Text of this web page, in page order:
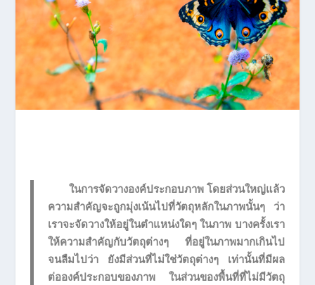
ในการจัดวางองค์ประกอบภาพ โดยส่วนใหญ่แล้ว
ความสำคัญจะถูกมุ่งเน้นไปที่วัตถุหลักในภาพนั้นๆ ว่า
เราจะจัดวางให้อยู่ในตำแหน่งใดๆ ในภาพ บางครั้งเรา
ให้ความสำคัญกับวัตถุต่างๆ ที่อยู่ในภาพมากเกินไป
จนลืมไปว่า ยังมีส่วนที่ไม่ใช่วัตถุต่างๆ เท่านั้นที่มีผล
ต่อองค์ประกอบของภาพ ในส่วนของพื้นที่ที่ไม่มีวัตถุ